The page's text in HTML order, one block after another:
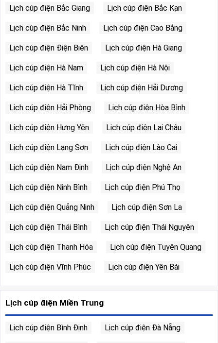
Lịch cúp điện Bắc Giang Lịch cúp điện Bắc Kạn
Lịch cúp điện Bắc Ninh Lịch cúp điện Cao Bằng
Lịch cúp điện Điện Biên Lịch cúp điện Hà Giang
Lịch cúp điện Hà Nam Lịch cúp điện Hà Nội
Lịch cúp điện Hà Tĩnh Lịch cúp điện Hải Dương
Lịch cúp điện Hải Phòng Lịch cúp điện Hòa Bình
Lịch cúp điện Hưng Yên Lịch cúp điện Lai Châu
Lịch cúp điện Lạng Sơn Lịch cúp điện Lào Cai
Lịch cúp điện Nam Định Lịch cúp điện Nghệ An
Lịch cúp điện Ninh Bình Lịch cúp điện Phú Thọ
Lịch cúp điện Quảng Ninh Lịch cúp điện Sơn La
Lịch cúp điện Thái Bình Lịch cúp điện Thái Nguyên
Lịch cúp điện Thanh Hóa Lịch cúp điện Tuyên Quang
Lịch cúp điện Vĩnh Phúc Lịch cúp điện Yên Bái
Lịch cúp điện Miền Trung
Lịch cúp điện Bình Định Lịch cúp điện Đà Nẵng